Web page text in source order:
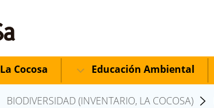
La Cocosa Educación Ambiental
BIODIVERSIDAD (INVENTARIO, LA COCOSA)